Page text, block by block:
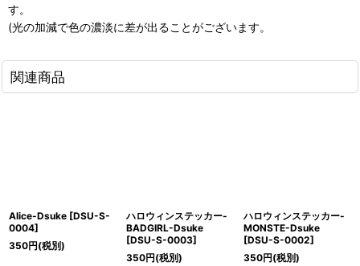
す。
(光の加減で色の濃淡に差が出ることがございます。
関連商品
Alice-Dsuke [DSU-S-
0004]
350円(税別)
ハロウィンステッカー-
BADGIRL-Dsuke
[DSU-S-0003]
350円(税別)
ハロウィンステッカー-
MONSTE-Dsuke
[DSU-S-0002]
350円(税別)